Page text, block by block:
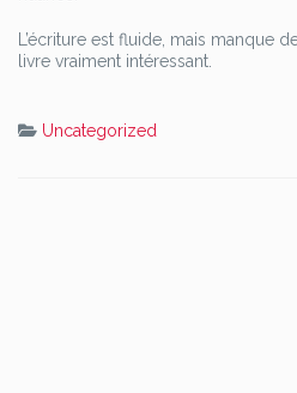
L’écriture est fluide, mais manque
livre vraiment intéressant.
Uncategorized